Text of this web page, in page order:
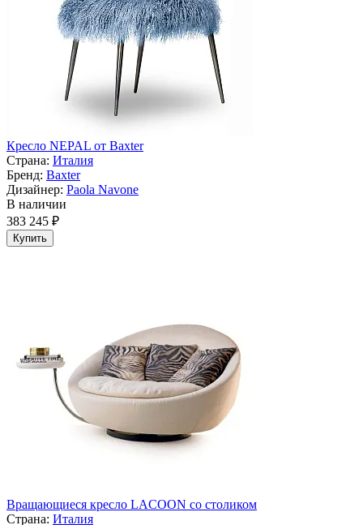
Кресло NEPAL от Baxter
Страна: Италия
Бренд: Baxter
Дизайнер: Paola Navone
В наличии
383 245 ₽
Купить
Вращающиеся кресло LACOON со столиком
Страна: Италия